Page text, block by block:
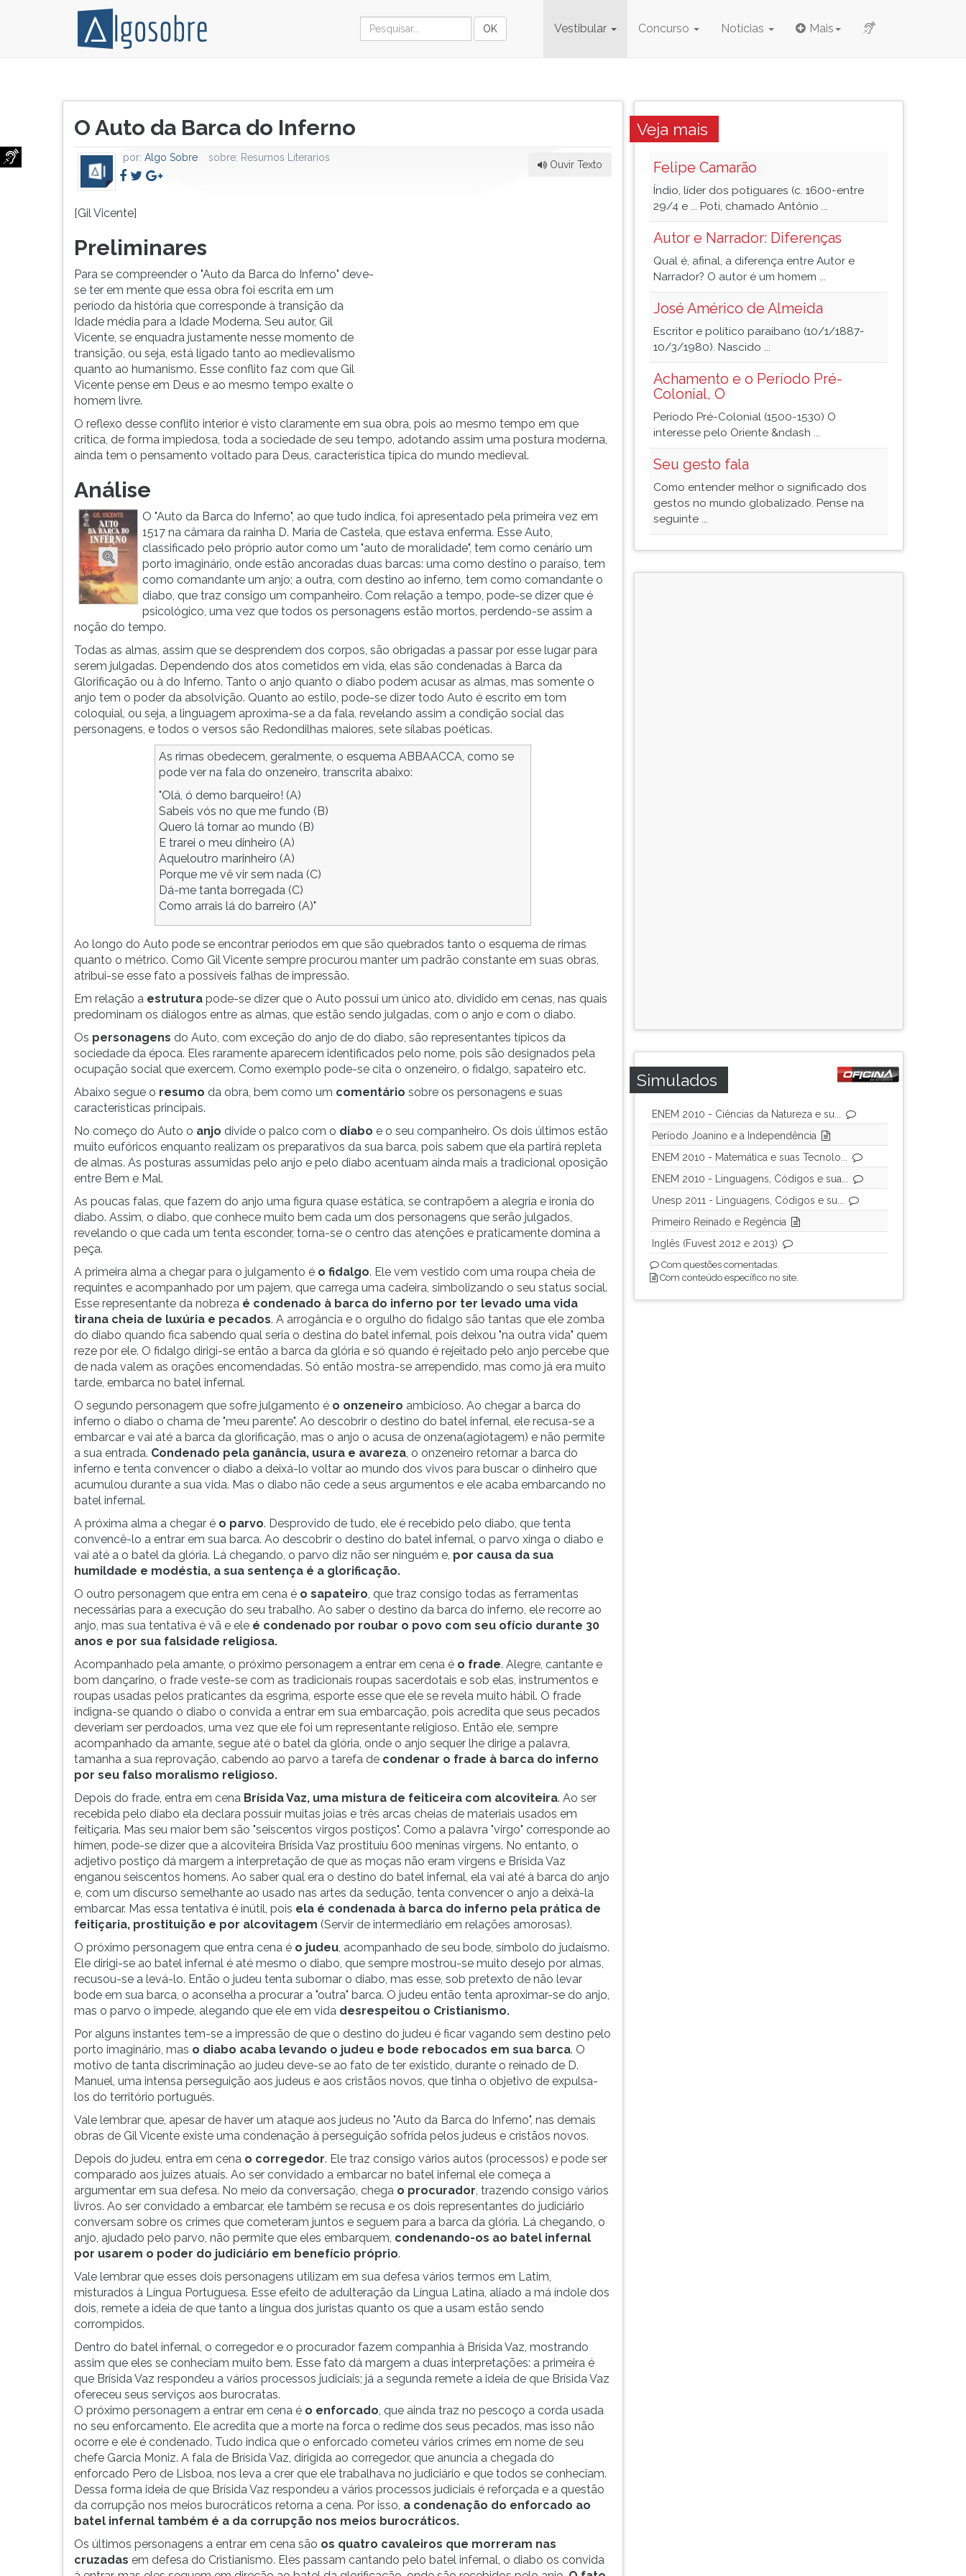
Vestibular Concurso Notícias Mais
'Auto
da
F
para
do
artigo:
O Auto da Barca do Inferno
Ouvir Texto
por: Algo Sobre sobre: Resumos Literarios
[Gil Vicente]
Preliminares
Para se compreender o "Auto da Barca do Inferno" deve-
se ter em mente que essa obra foi escrita em um
período da história que corresponde à transição da
Idade média para a Idade Moderna. Seu autor, Gil
Vicente, se enquadra justamente nesse momento de
transição, ou seja, está ligado tanto ao medievalismo
quanto ao humanismo. Esse conflito faz com que Gil
Vicente pense em Deus e ao mesmo tempo exalte o
homem livre.
O reflexo desse conflito interior é visto claramente em sua obra, pois ao mesmo tempo em que
critica, de forma impiedosa, toda a sociedade de seu tempo, adotando assim uma postura moderna,
ainda tem o pensamento voltado para Deus, característica típica do mundo medieval.
Análise
O "Auto da Barca do Inferno", ao que tudo indica, foi apresentado pela primeira vez em
1517 na câmara da rainha D. Maria de Castela, que estava enferma. Esse Auto,
classificado pelo próprio autor como um "auto de moralidade", tem como cenário um
porto imaginário, onde estão ancoradas duas barcas: uma como destino o paraíso, tem
como comandante um anjo; a outra, com destino ao inferno, tem como comandante o
diabo, que traz consigo um companheiro. Com relação a tempo, pode-se dizer que é
psicológico, uma vez que todos os personagens estão mortos, perdendo-se assim a
noção do tempo.
Todas as almas, assim que se desprendem dos corpos, são obrigadas a passar por esse lugar para
serem julgadas. Dependendo dos atos cometidos em vida, elas são condenadas à Barca da
Glorificação ou à do Inferno. Tanto o anjo quanto o diabo podem acusar as almas, mas somente o
anjo tem o poder da absolvição. Quanto ao estilo, pode-se dizer todo Auto é escrito em tom
coloquial, ou seja, a linguagem aproxima-se a da fala, revelando assim a condição social das
personagens, e todos o versos são Redondilhas maiores, sete sílabas poéticas.
As rimas obedecem, geralmente, o esquema ABBAACCA, como se
pode ver na fala do onzeneiro, transcrita abaixo:
"Olá, ó demo barqueiro! (A)
Sabeis vós no que me fundo (B)
Quero lá tornar ao mundo (B)
E trarei o meu dinheiro (A)
Aqueloutro marinheiro (A)
Porque me vê vir sem nada (C)
Dá-me tanta borregada (C)
Como arrais lá do barreiro (A)"
Ao longo do Auto pode se encontrar períodos em que são quebrados tanto o esquema de rimas
quanto o métrico. Como Gil Vicente sempre procurou manter um padrão constante em suas obras,
atribui-se esse fato a possíveis falhas de impressão.
Em relação a estrutura pode-se dizer que o Auto possui um único ato, dividido em cenas, nas quais
predominam os diálogos entre as almas, que estão sendo julgadas, com o anjo e com o diabo.
Os personagens do Auto, com exceção do anjo de do diabo, são representantes típicos da
sociedade da época. Eles raramente aparecem identificados pelo nome, pois são designados pela
ocupação social que exercem. Como exemplo pode-se cita o onzeneiro, o fidalgo, sapateiro etc.
Abaixo segue o resumo da obra, bem como um comentário sobre os personagens e suas
características principais.
No começo do Auto o anjo divide o palco com o diabo e o seu companheiro. Os dois últimos estão
muito eufóricos enquanto realizam os preparativos da sua barca, pois sabem que ela partirá repleta
de almas. As posturas assumidas pelo anjo e pelo diabo acentuam ainda mais a tradicional oposição
entre Bem e Mal.
As poucas falas, que fazem do anjo uma figura quase estática, se contrapõem a alegria e ironia do
diabo. Assim, o diabo, que conhece muito bem cada um dos personagens que serão julgados,
revelando o que cada um tenta esconder, torna-se o centro das atenções e praticamente domina a
peça.
A primeira alma a chegar para o julgamento é o fidalgo. Ele vem vestido com uma roupa cheia de
requintes e acompanhado por um pajem, que carrega uma cadeira, simbolizando o seu status social.
Esse representante da nobreza é condenado à barca do inferno por ter levado uma vida
tirana cheia de luxúria e pecados. A arrogância e o orgulho do fidalgo são tantas que ele zomba
do diabo quando fica sabendo qual seria o destina do batel infernal, pois deixou "na outra vida" quem
reze por ele. O fidalgo dirigi-se então a barca da glória e só quando é rejeitado pelo anjo percebe que
de nada valem as orações encomendadas. Só então mostra-se arrependido, mas como já era muito
tarde, embarca no batel infernal.
O segundo personagem que sofre julgamento é o onzeneiro ambicioso. Ao chegar a barca do
inferno o diabo o chama de "meu parente". Ao descobrir o destino do batel infernal, ele recusa-se a
embarcar e vai até a barca da glorificação, mas o anjo o acusa de onzena(agiotagem) e não permite
a sua entrada. Condenado pela ganância, usura e avareza, o onzeneiro retornar a barca do
inferno e tenta convencer o diabo a deixá-lo voltar ao mundo dos vivos para buscar o dinheiro que
acumulou durante a sua vida. Mas o diabo não cede a seus argumentos e ele acaba embarcando no
batel infernal.
A próxima alma a chegar é o parvo. Desprovido de tudo, ele é recebido pelo diabo, que tenta
convencê-lo a entrar em sua barca. Ao descobrir o destino do batel infernal, o parvo xinga o diabo e
vai até a o batel da glória. Lá chegando, o parvo diz não ser ninguém e, por causa da sua
humildade e modéstia, a sua sentença é a glorificação.
O outro personagem que entra em cena é o sapateiro, que traz consigo todas as ferramentas
necessárias para a execução do seu trabalho. Ao saber o destino da barca do inferno, ele recorre ao
anjo, mas sua tentativa é vã e ele é condenado por roubar o povo com seu ofício durante 30
anos e por sua falsidade religiosa.
Acompanhado pela amante, o próximo personagem a entrar em cena é o frade. Alegre, cantante e
bom dançarino, o frade veste-se com as tradicionais roupas sacerdotais e sob elas, instrumentos e
roupas usadas pelos praticantes da esgrima, esporte esse que ele se revela muito hábil. O frade
indigna-se quando o diabo o convida a entrar em sua embarcação, pois acredita que seus pecados
deveriam ser perdoados, uma vez que ele foi um representante religioso. Então ele, sempre
acompanhado da amante, segue até o batel da glória, onde o anjo sequer lhe dirige a palavra,
tamanha a sua reprovação, cabendo ao parvo a tarefa de condenar o frade à barca do inferno
por seu falso moralismo religioso.
Depois do frade, entra em cena Brísida Vaz, uma mistura de feiticeira com alcoviteira. Ao ser
recebida pelo diabo ela declara possuir muitas joias e três arcas cheias de materiais usados em
feitiçaria. Mas seu maior bem são "seiscentos virgos postiços". Como a palavra "virgo" corresponde ao
hímen, pode-se dizer que a alcoviteira Brísida Vaz prostituiu 600 meninas virgens. No entanto, o
adjetivo postiço dá margem a interpretação de que as moças não eram virgens e Brísida Vaz
enganou seiscentos homens. Ao saber qual era o destino do batel infernal, ela vai até à barca do anjo
e, com um discurso semelhante ao usado nas artes da sedução, tenta convencer o anjo a deixá-la
embarcar. Mas essa tentativa é inútil, pois ela é condenada à barca do inferno pela prática de
feitiçaria, prostituição e por alcovitagem (Servir de intermediário em relações amorosas).
O próximo personagem que entra cena é o judeu, acompanhado de seu bode, símbolo do judaísmo.
Ele dirigi-se ao batel infernal é até mesmo o diabo, que sempre mostrou-se muito desejo por almas,
recusou-se a levá-lo. Então o judeu tenta subornar o diabo, mas esse, sob pretexto de não levar
bode em sua barca, o aconselha a procurar a "outra" barca. O judeu então tenta aproximar-se do anjo,
mas o parvo o impede, alegando que ele em vida desrespeitou o Cristianismo.
Por alguns instantes tem-se a impressão de que o destino do judeu é ficar vagando sem destino pelo
porto imaginário, mas o diabo acaba levando o judeu e bode rebocados em sua barca. O
motivo de tanta discriminação ao judeu deve-se ao fato de ter existido, durante o reinado de D.
Manuel, uma intensa perseguição aos judeus e aos cristãos novos, que tinha o objetivo de expulsa-
los do território português.
Vale lembrar que, apesar de haver um ataque aos judeus no "Auto da Barca do Inferno", nas demais
obras de Gil Vicente existe uma condenação à perseguição sofrida pelos judeus e cristãos novos.
Depois do judeu, entra em cena o corregedor. Ele traz consigo vários autos (processos) e pode ser
comparado aos juizes atuais. Ao ser convidado a embarcar no batel infernal ele começa a
argumentar em sua defesa. No meio da conversação, chega o procurador, trazendo consigo vários
livros. Ao ser convidado a embarcar, ele também se recusa e os dois representantes do judiciário
conversam sobre os crimes que cometeram juntos e seguem para a barca da glória. Lá chegando, o
anjo, ajudado pelo parvo, não permite que eles embarquem, condenando-os ao batel infernal
por usarem o poder do judiciário em benefício próprio.
Vale lembrar que esses dois personagens utilizam em sua defesa vários termos em Latim,
misturados à Língua Portuguesa. Esse efeito de adulteração da Língua Latina, aliado a má índole dos
dois, remete a ideia de que tanto a língua dos juristas quanto os que a usam estão sendo
corrompidos.
Dentro do batel infernal, o corregedor e o procurador fazem companhia à Brísida Vaz, mostrando
assim que eles se conheciam muito bem. Esse fato dá margem a duas interpretações: a primeira é
que Brísida Vaz respondeu a vários processos judiciais; já a segunda remete a ideia de que Brísida Vaz
ofereceu seus serviços aos burocratas.
O próximo personagem a entrar em cena é o enforcado, que ainda traz no pescoço a corda usada
no seu enforcamento. Ele acredita que a morte na forca o redime dos seus pecados, mas isso não
ocorre e ele é condenado. Tudo indica que o enforcado cometeu vários crimes em nome de seu
chefe Garcia Moniz. A fala de Brísida Vaz, dirigida ao corregedor, que anuncia a chegada do
enforcado Pero de Lisboa, nos leva a crer que ele trabalhava no judiciário e que todos se conheciam.
Dessa forma ideia de que Brísida Vaz respondeu a vários processos judiciais é reforçada e a questão
da corrupção nos meios burocráticos retorna a cena. Por isso, a condenação do enforcado ao
batel infernal também é a da corrupção nos meios burocráticos.
Os últimos personagens a entrar em cena são os quatro cavaleiros que morreram nas
cruzadas em defesa do Cristianismo. Eles passam cantando pelo batel infernal, o diabo os convida
Veja mais
Felipe Camarão
Índio, líder dos potiguares (c. 1600-entre
29/4 e ... Poti, chamado Antônio ...
Autor e Narrador: Diferenças
Qual é, afinal, a diferença entre Autor e
Narrador? O autor é um homem ...
José Américo de Almeida
Escritor e político paraibano (10/1/1887-
10/3/1980). Nascido ...
Achamento e o Período Pré-
Colonial, O
Período Pré-Colonial (1500-1530) O
interesse pelo Oriente &ndash ...
Seu gesto fala
Como entender melhor o significado dos
gestos no mundo globalizado. Pense na
seguinte ...
Simulados
ENEM 2010 - Ciências da Natureza e su...
Período Joanino e a Independência
ENEM 2010 - Matemática e suas Tecnolo...
ENEM 2010 - Linguagens, Códigos e sua...
Unesp 2011 - Linguagens, Códigos e su...
Primeiro Reinado e Regência
Inglês (Fuvest 2012 e 2013)
Com questões comentadas.
Com conteúdo específico no site.